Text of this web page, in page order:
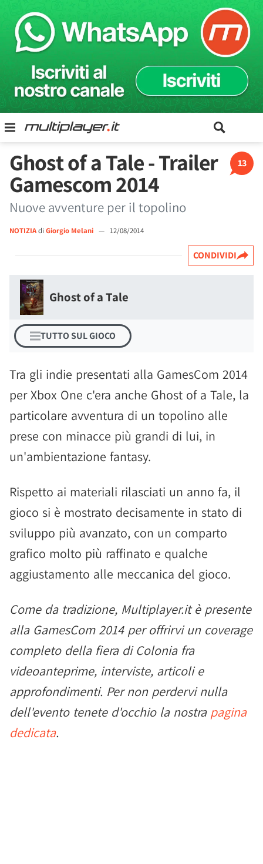
13
Ghost of a Tale - Trailer
Gamescom 2014
Nuove avventure per il topolino
NOTIZIAdi Giorgio Melani — 12/08/2014
CONDIVIDI
Ghost of a Tale
TUTTO SUL GIOCO
Tra gli indie presentati alla GamesCom 2014
per Xbox One c'era anche Ghost of a Tale, la
particolare avventura di un topolino alle
prese con minacce più grandi di lui, in
un'ambientazione fantasy.
Rispetto ai materiali rilasciati un anno fa, il
gioco si è mostrato decisamente in stato di
sviluppo più avanzato, con un comparto
grafico molto più raffinato e qualche
aggiustamento alle meccanica del gioco.
Come da tradizione, Multiplayer.it è presente
alla GamesCom 2014 per offrirvi un coverage
completo della fiera di Colonia fra
videoanteprime, interviste, articoli e
approfondimenti. Per non perdervi nulla
dell'evento tenete d'occhio la nostra pagina
dedicata.